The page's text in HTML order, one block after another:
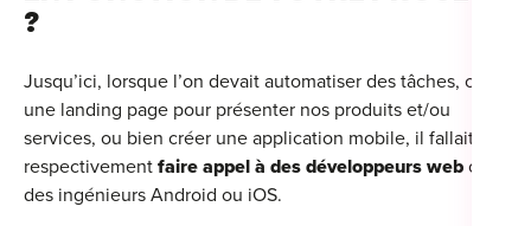
?
Jusqu’ici, lorsque l’on devait automatiser des tâches, créer
une landing page pour présenter nos produits et/ou
services, ou bien créer une application mobile, il fallait
respectivement faire appel à des développeurs web ou
des ingénieurs Android ou iOS.